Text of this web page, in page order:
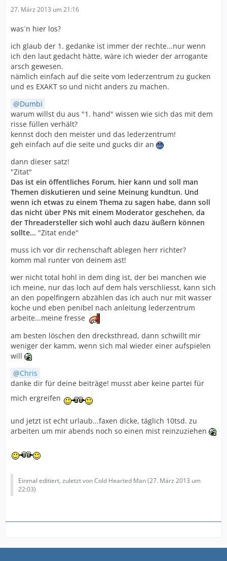
27. März 2013 um 21:16
was´n hier los?
ich glaub der 1. gedanke ist immer der rechte...nur wenn
ich den laut gedacht hätte, wäre ich wieder der arrogante
arsch gewesen.
nämlich einfach auf die seite vom lederzentrum zu gucken
und es EXAKT so und nicht anders zu machen.
Dumbi
warum willst du aus "1. hand" wissen wie sich das mit dem
risse füllen verhält?
kennst doch den meister und das lederzentrum!
geh einfach auf die seite und gucks dir an
dann dieser satz!
"Zitat"
Das ist ein öffentliches Forum, hier kann und soll man
Themen diskutieren und seine Meinung kundtun. Und
wenn ich etwas zu einem Thema zu sagen habe, dann soll
das nicht über PNs mit einem Moderator geschehen, da
der Threadersteller sich wohl auch dazu äußern können
sollte... "Zitat ende"
muss ich vor dir rechenschaft ablegen herr richter?
komm mal runter von deinem ast!
wer nicht total hohl in dem ding ist, der bei manchen wie
ich meine, nur das loch auf dem hals verschliesst, kann sich
an den popelfingern abzählen das ich auch nur mit wasser
koche und eben penibel nach anleitung lederzentrum
arbeite...meine fresse
am besten löschen den drecksthread, dann schwillt mir
weniger der kamm, wenn sich mal wieder einer aufspielen
will
Chris
danke dir für deine beiträge! musst aber keine partei für
mich ergreifen
und jetzt ist echt urlaub...faxen dicke, täglich 10tsd. zu
arbeiten um mir abends noch so einen mist reinzuziehen
Einmal editiert, zuletzt von Cold Hearted Man (27. März 2013 um
22:03)